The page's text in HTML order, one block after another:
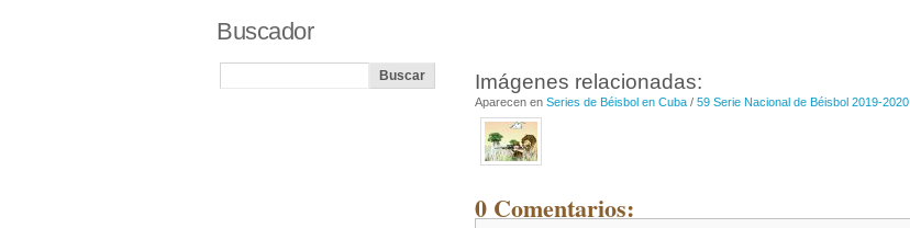
Imágenes relacionadas:
Aparecen en Series de Béisbol en Cuba / 59 Serie Nacional de Béisbol 2019-2020
0 Comentarios:
Buscador